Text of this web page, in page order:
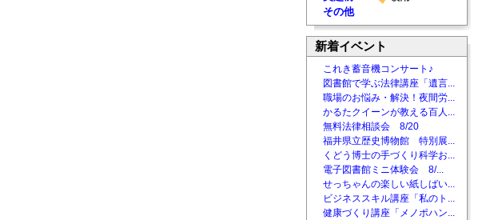
その他
新着イベント
これき蓄音機コンサート♪
図書館で学ぶ法律講座「遺言...
職場のお悩み・解決！夜間労...
かるたクイーンが教える百人...
無料法律相談会 8/20
福井県立歴史博物館 特別展...
くどう博士の手づくり科学お...
電子図書館ミニ体験会 8/...
せっちゃんの楽しい紙しばい...
ビジネススキル講座「私のト...
健康づくり講座「メノポハン...